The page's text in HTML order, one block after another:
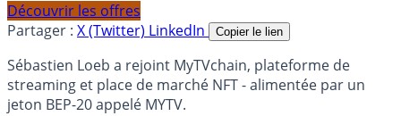
Découvrir les offres
Partager : X (Twitter) LinkedIn Copier le lien
Sébastien Loeb a rejoint MyTVchain, plateforme de
streaming et place de marché NFT - alimentée par un
jeton BEP-20 appelé MYTV.